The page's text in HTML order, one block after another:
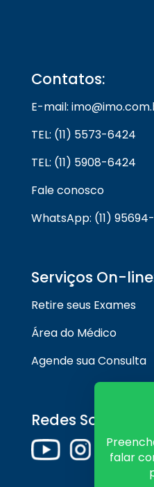
Contatos:
E-mail:
TEL: (11) 5573-6424
TEL: (11) 5908-6424
Fale conosco
WhatsApp: (11)
Serviços On-
Retire seus Exames
Área do Médico
Agende sua Consulta
Redes Sociais
falar